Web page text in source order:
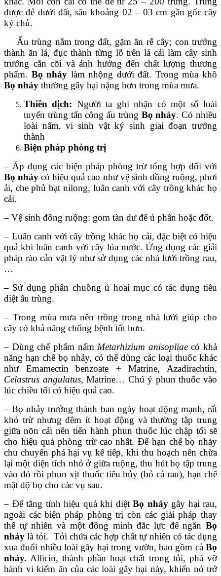
được đẻ dưới đất, sâu khoảng 02 – 03 cm gần gốc cây
ký chủ.
Ấu trùng nằm trong đất, gặm ăn rễ cây; con trưởng
thành ăn lá, đục thành từng lỗ trên lá cải làm cây sinh
trưởng cằn cõi và ảnh hưởng đến chất lượng thương
phẩm. Bọ nhảy làm nhộng dưới đất. Trong mùa khô
Bọ nhảy thường gây hại nặng hơn trong mùa mưa.
Thiên địch: Người ta ghi nhận có một số loài
tuyến trùng tấn công ấu trùng Bọ nhảy. Có nhiều
loài nấm, vi sinh vật ký sinh giai đoạn trưởng
thành
Biện pháp phòng trị
– Áp dụng các biện pháp phòng trừ tổng hợp đối với
Bọ nhảy có hiệu quả cao như vệ sinh đồng ruộng, phơi
ải, che phủ bạt nilong, luân canh với cây trồng khác họ
cải.
– Vệ sinh đồng ruộng: gom tàn dư để ủ phân hoặc đốt.
– Luân canh với cây trồng khác họ cải, đặc biệt có hiệu
quả khi luân canh với cây lúa nước. Ứng dụng các giải
pháp rào cản vật lý như sử dụng các nhà lưới trồng rau,
…
– Sử dụng phân chuồng ủ hoai mục có tác dụng tiêu
diệt ấu trùng.
– Trong mùa mưa nên trồng trong nhà lưới giúp cho
cây có khả năng chống bệnh tốt hơn.
– Dùng chế phẩm nấm Metarhizium anisopliaecó khả
năng hạn chế bọ nhảy, có thể dùng các loại thuốc khác
như Emamectin benzoate + Matrine, Azadirachtin,
Celastrus angulatus, Matrine… Chú ý phun thuốc vào
lúc chiều tối có hiệu quả cao.
– Bọ nhảy trưởng thành ban ngày hoạt động mạnh, rất
khó trừ nhưng đêm ít hoạt động và thường tập trung
giữa nõn cải nên tiến hành phun thuốc lúc chập tối sẽ
cho hiệu quả phòng trừ cao nhất. Để hạn chế bọ nhảy
chu chuyển phá hại vụ kế tiếp, khi thu hoạch nên chừa
lại một diện tích nhỏ ở giữa ruộng, thu hút bọ tập trung
vào đó rồi phun xịt thuốc tiêu hủy (bỏ cả rau), hạn chế
mật độ bọ cho các vụ sau.
– Để tăng tính hiệu quả khi diệt Bọ nhảygây hại rau,
ngoài các biện pháp phòng trị còn các giải pháp thay
thế tự nhiên và một đồng minh đắc lực để ngăn Bọ
nhảylà tỏi. Tỏi chứa các hợp chất tự nhiên có tác dụng
xua đuổi nhiều loài gây hại trong vườn, bao gồm cả Bọ
nhảy. Allicin, thành phần hoạt chất trong tỏi, phá vỡ
hành vi kiếm ăn của các loài gây hại này, khiến nó trở